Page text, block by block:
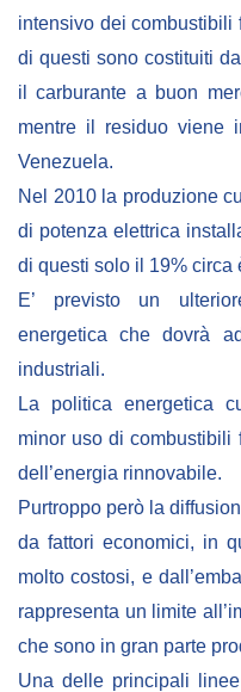
Contratti/Accordi/
NEWSLETTER
intensivo dei combustibili
di questi sono costituiti
il carburante a buon
mentre il residuo viene
Venezuela.
Nel 2010 la produzione
di potenza elettrica
di questi solo il 19% circa
E’ previsto un
energetica che dovrà
industriali.
La politica energetica
minor uso di combustibili
dell’energia rinnovabile.
Purtroppo però la
da fattori economici, in
molto costosi, e
rappresenta un limite
che sono in gran parte
Una delle principali